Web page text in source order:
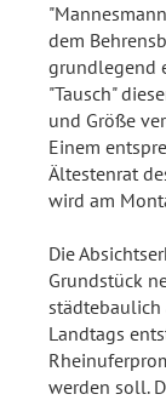
dem
grundlegend
"Tausch"
und Größe
Einem
Ältestenrat
wird am
Die
Grundstück
städtebaulich
Landtags
werden soll.